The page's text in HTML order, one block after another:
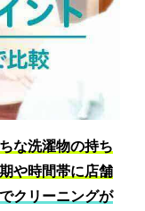
な洗濯物の持ち
や時間帯に店舗
クリーニングが